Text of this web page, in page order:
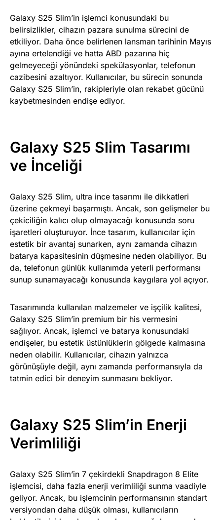
Galaxy S25 Slim’in işlemci konusundaki bu
belirsizlikler, cihazın pazara sunulma sürecini de
etkiliyor. Daha önce belirlenen lansman tarihinin Mayıs
ayına ertelendiği ve hatta ABD pazarına hiç
gelmeyeceği yönündeki spekülasyonlar, telefonun
cazibesini azaltıyor. Kullanıcılar, bu sürecin sonunda
Galaxy S25 Slim’in, rakipleriyle olan rekabet gücünü
kaybetmesinden endişe ediyor.
Galaxy S25 Slim Tasarımı
ve İnceliği
Galaxy S25 Slim, ultra ince tasarımı ile dikkatleri
üzerine çekmeyi başarmıştı. Ancak, son gelişmeler bu
çekiciliğin kalıcı olup olmayacağı konusunda soru
işaretleri oluşturuyor. İnce tasarım, kullanıcılar için
estetik bir avantaj sunarken, aynı zamanda cihazın
batarya kapasitesinin düşmesine neden olabiliyor. Bu
da, telefonun günlük kullanımda yeterli performansı
sunup sunamayacağı konusunda kaygılara yol açıyor.
Tasarımında kullanılan malzemeler ve işçilik kalitesi,
Galaxy S25 Slim’in premium bir his vermesini
sağlıyor. Ancak, işlemci ve batarya konusundaki
endişeler, bu estetik üstünlüklerin gölgede kalmasına
neden olabilir. Kullanıcılar, cihazın yalnızca
görünüşüyle değil, aynı zamanda performansıyla da
tatmin edici bir deneyim sunmasını bekliyor.
Galaxy S25 Slim’in Enerji
Verimliliği
Galaxy S25 Slim’in 7 çekirdekli Snapdragon 8 Elite
işlemcisi, daha fazla enerji verimliliği sunma vaadiyle
geliyor. Ancak, bu işlemcinin performansının standart
versiyondan daha düşük olması, kullanıcıların